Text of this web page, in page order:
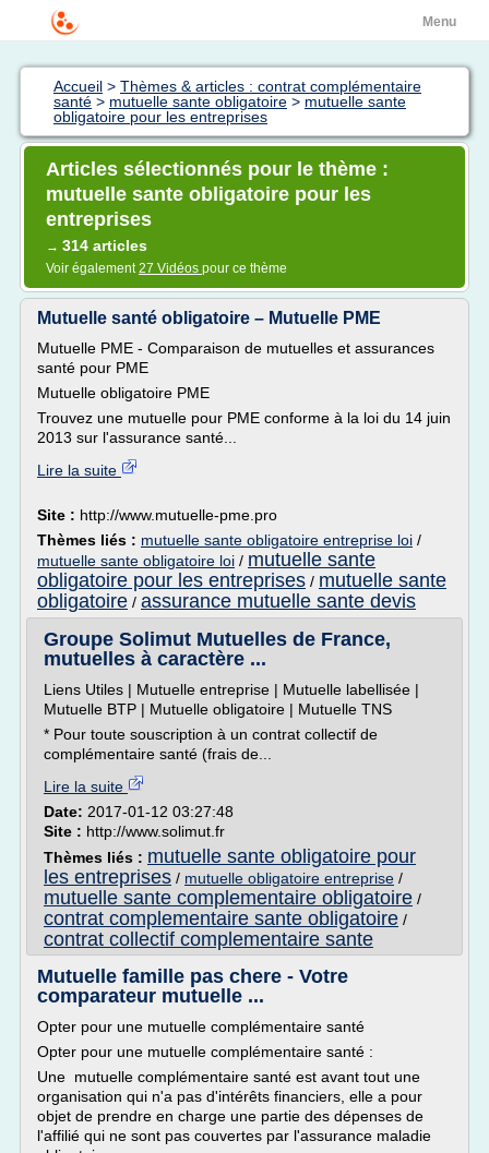
Menu
Accueil > Thèmes & articles : contrat complémentaire
santé > mutuelle sante obligatoire > mutuelle sante
obligatoire pour les entreprises
Articles sélectionnés pour le thème :
mutuelle sante obligatoire pour les
entreprises
→ 314 articles
Voir également27 Vidéos pour ce thème
Mutuelle santé obligatoire – Mutuelle PME
Mutuelle PME - Comparaison de mutuelles et assurances
santé pour PME
Mutuelle obligatoire PME
Trouvez une mutuelle pour PME conforme à la loi du 14 juin
2013 sur l'assurance santé...
Lire la suite
Site : http://www.mutuelle-pme.pro
Thèmes liés : mutuelle sante obligatoire entreprise loi /
mutuelle sante obligatoire loi / mutuelle sante
obligatoire pour les entreprises / mutuelle sante
obligatoire / assurance mutuelle sante devis
Groupe Solimut Mutuelles de France,
mutuelles à caractère ...
Liens Utiles | Mutuelle entreprise | Mutuelle labellisée |
Mutuelle BTP | Mutuelle obligatoire | Mutuelle TNS
* Pour toute souscription à un contrat collectif de
complémentaire santé (frais de...
Lire la suite
Date: 2017-01-12 03:27:48
Site : http://www.solimut.fr
Thèmes liés : mutuelle sante obligatoire pour
les entreprises / mutuelle obligatoire entreprise /
mutuelle sante complementaire obligatoire /
contrat complementaire sante obligatoire /
contrat collectif complementaire sante
Mutuelle famille pas chere - Votre
comparateur mutuelle ...
Opter pour une mutuelle complémentaire santé
Opter pour une mutuelle complémentaire santé :
Une mutuelle complémentaire santé est avant tout une
organisation qui n'a pas d'intérêts financiers, elle a pour
objet de prendre en charge une partie des dépenses de
l'affilié qui ne sont pas couvertes par l'assurance maladie